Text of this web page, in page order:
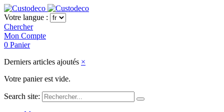
Votre langue :
Chercher
Mon Compte
0 Panier
Derniers articles ajoutés ×
Votre panier est vide.
Search site: